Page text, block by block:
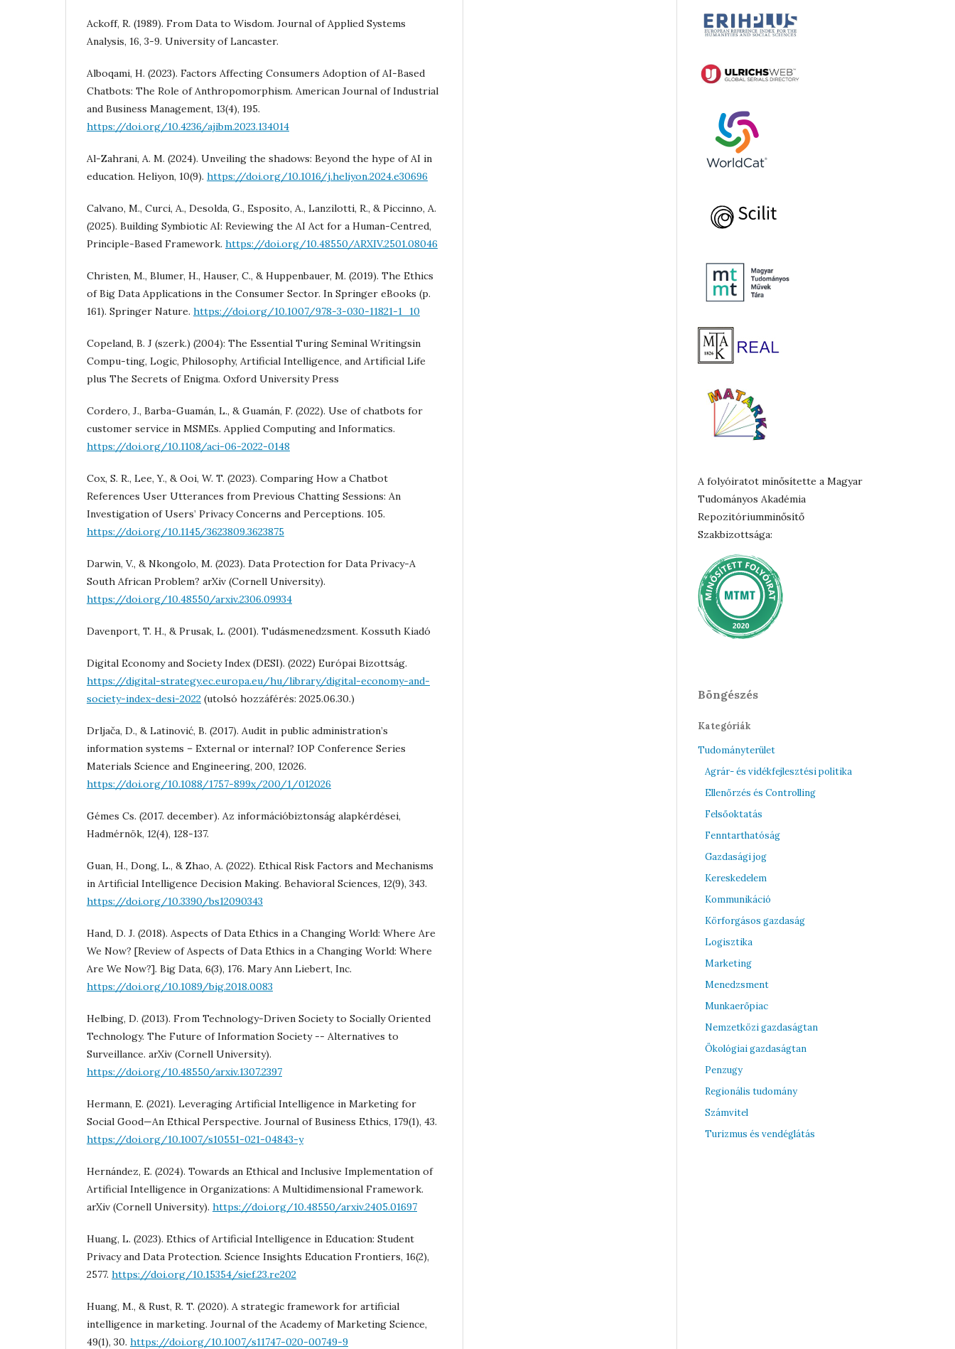
Ackoff, R. (1989). From Data to Wisdom. Journal of Applied Systems
Analysis, 16, 3-9. University of Lancaster.
Alboqami, H. (2023). Factors Affecting Consumers Adoption of AI-Based
Chatbots: The Role of Anthropomorphism. American Journal of Industrial
and Business Management, 13(4), 195.
https://doi.org/10.4236/ajibm.2023.134014
Al-Zahrani, A. M. (2024). Unveiling the shadows: Beyond the hype of AI in
education. Heliyon, 10(9). https://doi.org/10.1016/j.heliyon.2024.e30696
Calvano, M., Curci, A., Desolda, G., Esposito, A., Lanzilotti, R., & Piccinno, A.
(2025). Building Symbiotic AI: Reviewing the AI Act for a Human-Centred,
Principle-Based Framework. https://doi.org/10.48550/ARXIV.2501.08046
Christen, M., Blumer, H., Hauser, C., & Huppenbauer, M. (2019). The Ethics
of Big Data Applications in the Consumer Sector. In Springer eBooks (p.
161). Springer Nature. https://doi.org/10.1007/978-3-030-11821-1_10
Copeland, B. J (szerk.) (2004): The Essential Turing Seminal Writingsin
Compu-ting, Logic, Philosophy, Artificial Intelligence, and Artificial Life
plus The Secrets of Enigma. Oxford University Press
Cordero, J., Barba-Guamán, L., & Guamán, F. (2022). Use of chatbots for
customer service in MSMEs. Applied Computing and Informatics.
https://doi.org/10.1108/aci-06-2022-0148
Cox, S. R., Lee, Y., & Ooi, W. T. (2023). Comparing How a Chatbot
References User Utterances from Previous Chatting Sessions: An
Investigation of Users’ Privacy Concerns and Perceptions. 105.
https://doi.org/10.1145/3623809.3623875
Darwin, V., & Nkongolo, M. (2023). Data Protection for Data Privacy-A
South African Problem? arXiv (Cornell University).
https://doi.org/10.48550/arxiv.2306.09934
Davenport, T. H., & Prusak, L. (2001). Tudásmenedzsment. Kossuth Kiadó
Digital Economy and Society Index (DESI). (2022) Európai Bizottság.
https://digital-strategy.ec.europa.eu/hu/library/digital-economy-and-
society-index-desi-2022 (utolsó hozzáférés: 2025.06.30.)
Drljača, D., & Latinović, B. (2017). Audit in public administration’s
information systems – External or internal? IOP Conference Series
Materials Science and Engineering, 200, 12026.
https://doi.org/10.1088/1757-899x/200/1/012026
Gémes Cs. (2017. december). Az információbiztonság alapkérdései,
Hadmérnök, 12(4), 128-137.
Guan, H., Dong, L., & Zhao, A. (2022). Ethical Risk Factors and Mechanisms
in Artificial Intelligence Decision Making. Behavioral Sciences, 12(9), 343.
https://doi.org/10.3390/bs12090343
Hand, D. J. (2018). Aspects of Data Ethics in a Changing World: Where Are
We Now? [Review of Aspects of Data Ethics in a Changing World: Where
Are We Now?]. Big Data, 6(3), 176. Mary Ann Liebert, Inc.
https://doi.org/10.1089/big.2018.0083
Helbing, D. (2013). From Technology-Driven Society to Socially Oriented
Technology. The Future of Information Society -- Alternatives to
Surveillance. arXiv (Cornell University).
https://doi.org/10.48550/arxiv.1307.2397
Hermann, E. (2021). Leveraging Artificial Intelligence in Marketing for
Social Good—An Ethical Perspective. Journal of Business Ethics, 179(1), 43.
https://doi.org/10.1007/s10551-021-04843-y
Hernández, E. (2024). Towards an Ethical and Inclusive Implementation of
Artificial Intelligence in Organizations: A Multidimensional Framework.
arXiv (Cornell University). https://doi.org/10.48550/arxiv.2405.01697
Huang, L. (2023). Ethics of Artificial Intelligence in Education: Student
Privacy and Data Protection. Science Insights Education Frontiers, 16(2),
2577. https://doi.org/10.15354/sief.23.re202
Huang, M., & Rust, R. T. (2020). A strategic framework for artificial
intelligence in marketing. Journal of the Academy of Marketing Science,
49(1), 30. https://doi.org/10.1007/s11747-020-00749-9
A folyóiratot minősítette a Magyar
Tudományos Akadémia
Repozitóriumminősítő
Szakbizottsága:
Böngészés
Kategóriák
Tudományterület
Agrár- és vidékfejlesztési politika
Ellenőrzés és Controlling
Felsőoktatás
Fenntarthatóság
Gazdasági jog
Kereskedelem
Kommunikáció
Körforgásos gazdaság
Logisztika
Marketing
Menedzsment
Munkaerőpiac
Nemzetközi gazdaságtan
Ökológiai gazdaságtan
Penzugy
Regionális tudomány
Számvitel
Turizmus és vendéglátás